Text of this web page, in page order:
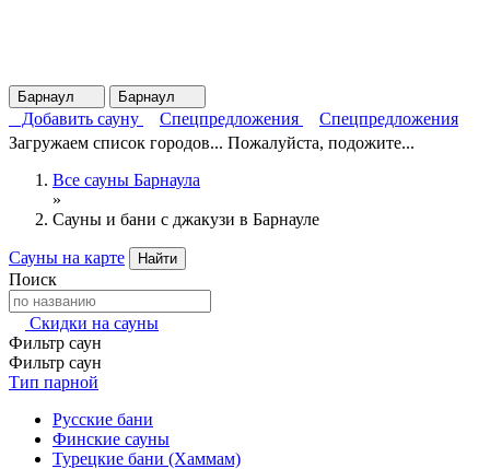
Барнаул Барнаул
Добавить сауну Спецпредложения
Спецпредложения
Загружаем список городов... Пожалуйста, подожите...
Все сауны Барнаула
»
Сауны и бани с джакузи в Барнауле
Сауны на карте Найти
Поиск
Скидки на сауны
Фильтр саун
Фильтр саун
Тип парной
Русские бани
Финские сауны
Турецкие бани (Хаммам)